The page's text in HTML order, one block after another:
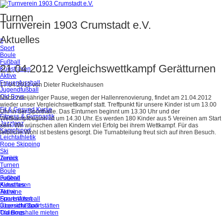
Turnverein 1903 Crumstadt e.V.
Sport
Boule
Fußball
Kunstrasen
Aktive
Frauenfussball
Jugendfußball
Old Boys
Fit & Gesund Kurse
Fitness & Gymnastik
Jazztanz
Kampfsport
Leichtathletik
Rope Skipping
Ski
Tennis
Turnen
Jugend
Aktuelles
Termine
Sportstätten
Übersicht Sportstätten
Trainingshalle mieten
Turnen
Aktuelles
21.04.2012 Vergleichswettkampf Gerätturnen
17.04.2012von Dieter Ruckelshausen
Nach zweijähriger Pause, wegen der Hallenrenovierung, findet am 21.04.2012
wieder unser Vergleichswettkampf statt. Treffpunkt für unsere Kinder ist um 13.00
Uhr in der Sporthalle. Das Einturnen beginnt um 13.30 Uhr und der
Wettkampfbeginn ist um 14.30 Uhr. Es werden 180 Kinder aus 5 Vereinen am Start
sein. Wir wünschen allen Kindern viel Erfolg bei ihrem Wettkampf. Für das
leibliche Wohl ist bestens gesorgt. Die Turnabteilung freut sich auf ihren Besuch.
Zurück
Boule
Fußball
Kunstrasen
Aktive
Frauenfussball
Jugendfußball
Old Boys